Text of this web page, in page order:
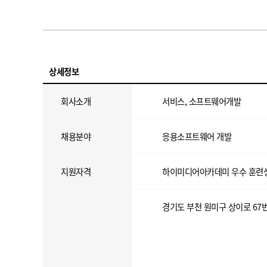
상세정보
회사소개 서비스, 소프트웨어개발
채용분야 응용소프트웨어 개발
지원자격 하이미디어아카데미 우수 훈련
경기도 부천 원미구 상이로 67